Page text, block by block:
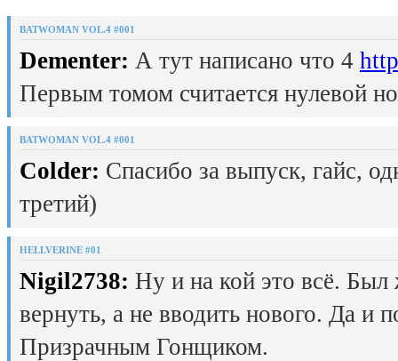
BATWOMAN VOL.4 #001
Dementer: А тут написано что 4
Первым томом считается нулевой
BATWOMAN VOL.4 #001
Colder: Спасибо за выпуск, гайс,
третий)
HELLVERINE #01
Nigil2738: Ну и на кой это всё.
вернуть, а не вводить нового. Да и
Призрачным Гонщиком.